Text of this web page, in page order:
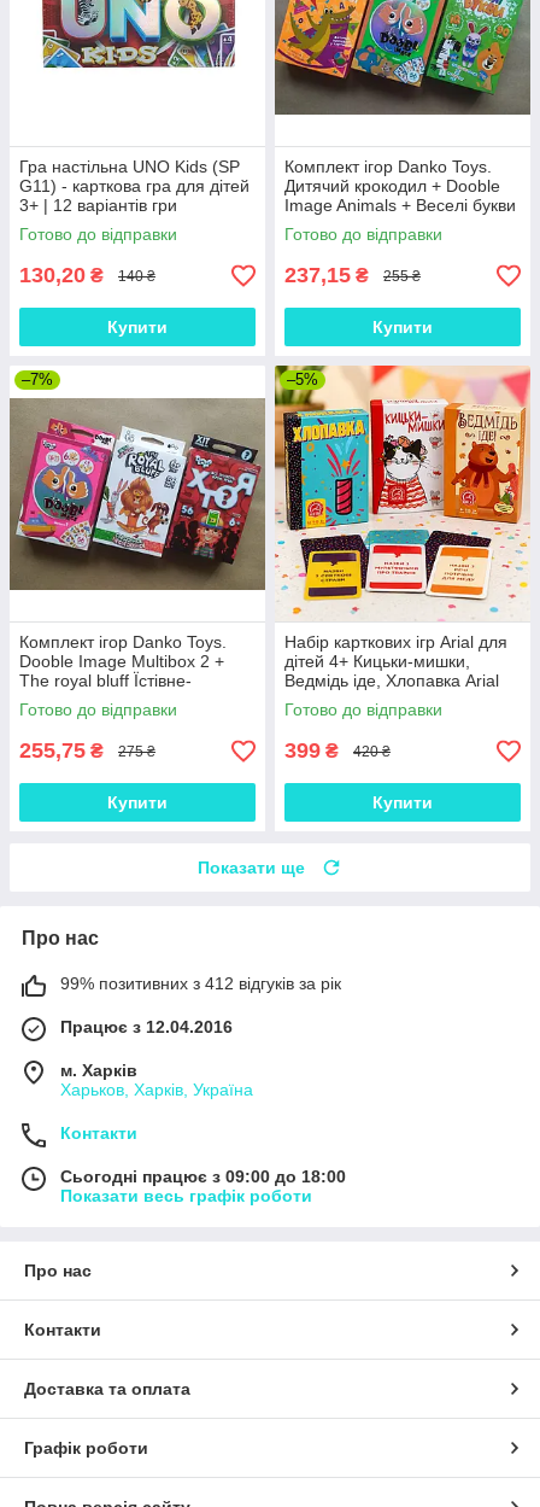
Гра настільна UNO Kids (SP
G11) - карткова гра для дітей
3+ | 12 варіантів гри
Готово до відправки
130,20 ₴ 140 ₴
Купити
Комплект ігор Danko Toys.
Дитячий крокодил + Dooble
Image Animals + Веселі букви
(Укр)
Готово до відправки
237,15 ₴ 255 ₴
Купити
–7%
Комплект ігор Danko Toys.
Dooble Image Multibox 2 +
The royal bluff Їстівне-
неїстівне + Хто я?
Готово до відправки
255,75 ₴ 275 ₴
Купити
–5%
Набір карткових ігр Arial для
дітей 4+ Кицьки-мишки,
Ведмідь іде, Хлопавка Arial
Готово до відправки
399 ₴ 420 ₴
Купити
Показати ще
Про нас
99% позитивних з 412 відгуків за рік
Працює з 12.04.2016
м. Харків
Харьков, Харків, Україна
Контакти
Сьогодні працює з 09:00 до 18:00
Показати весь графік роботи
Про нас
Контакти
Доставка та оплата
Графік роботи